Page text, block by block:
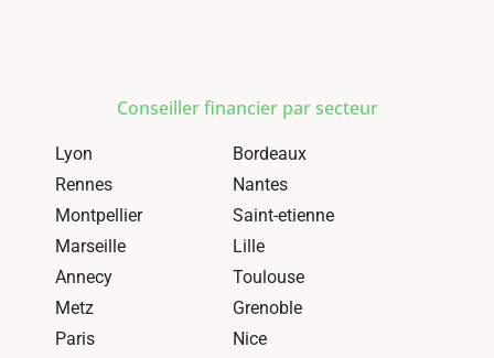
Conseiller financier par secteur
Lyon
Bordeaux
Rennes
Nantes
Montpellier
Saint-etienne
Marseille
Lille
Annecy
Toulouse
Metz
Grenoble
Paris
Nice